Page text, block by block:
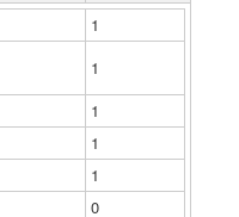
1
1
1
1
1
0